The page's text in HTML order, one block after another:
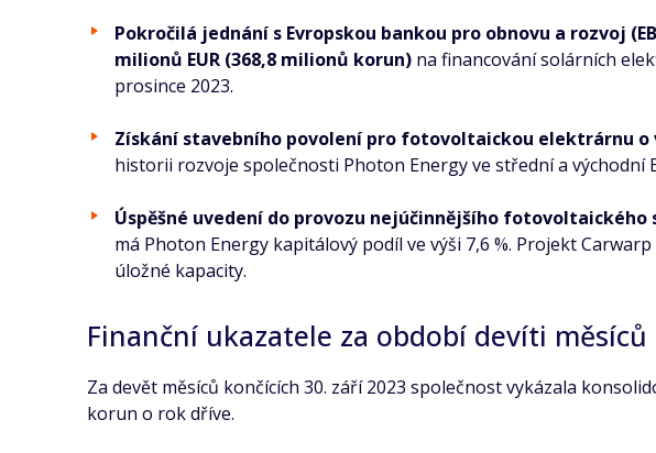
Pokročilá jednání s Evropskou bankou pro obnovu a rozvoj
milionů EUR (368,8 milionů korun) na financování solárních
prosince 2023.
Získání stavebního povolení pro fotovoltaickou elektrárnu o
historii rozvoje společnosti Photon Energy ve střední a východní
Úspěšné uvedení do provozu nejúčinnějšího
má Photon Energy kapitálový podíl ve výši 7,6 %. Projekt
úložné kapacity.
Finanční ukazatele za období devíti
Za devět měsíců končících 30. září 2023 společnost vykázala
korun o rok dříve.